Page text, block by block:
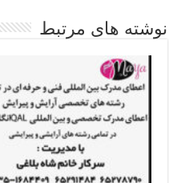
نوشته های مرتبط